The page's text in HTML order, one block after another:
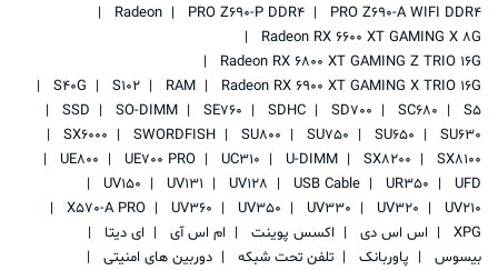
PRO Z690-A WIFI DDR4
PRO Z690-P DDR4
Radeon
Radeon RX 6600 XT GAMING X 8G
Radeon RX 6800 XT GAMING Z TRIO 16G
Radeon RX 6900 XT GAMING X TRIO 16G
RAM
S102
S40G
S5
SC680
SD700
SDHC
SE760
SO-DIMM
SSD
SU630
SU650
SU750
SU800
SWORDFISH
SX6000
SX8100
SX8200
U-DIMM
UC310
UE700 PRO
UE800
UFD
UR350
USB Cable
UV128
UV131
UV150
UV210
UV320
UV330
UV350
UV360
X570-A PRO
XPG
اس اس دی اکسس پوینت ام اس آی
ای دیتا
بیسوس
پاوربانک تلفن تحت شبکه دوربین های امنیتی